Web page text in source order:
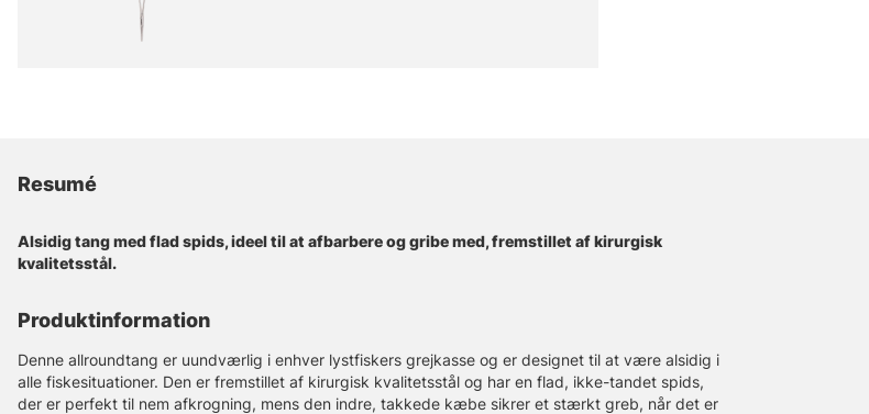
Resumé
Alsidig tang med flad spids, ideel til at afbarbere og gribe med, fremstillet af kirurgisk
kvalitetsstål.
Produktinformation
Denne allroundtang er uundværlig i enhver lystfiskers grejkasse og er designet til at være alsidig i
alle fiskesituationer. Den er fremstillet af kirurgisk kvalitetsstål og har en flad, ikke-tandet spids,
der er perfekt til nem afkrogning, mens den indre, takkede kæbe sikrer et stærkt greb, når det er